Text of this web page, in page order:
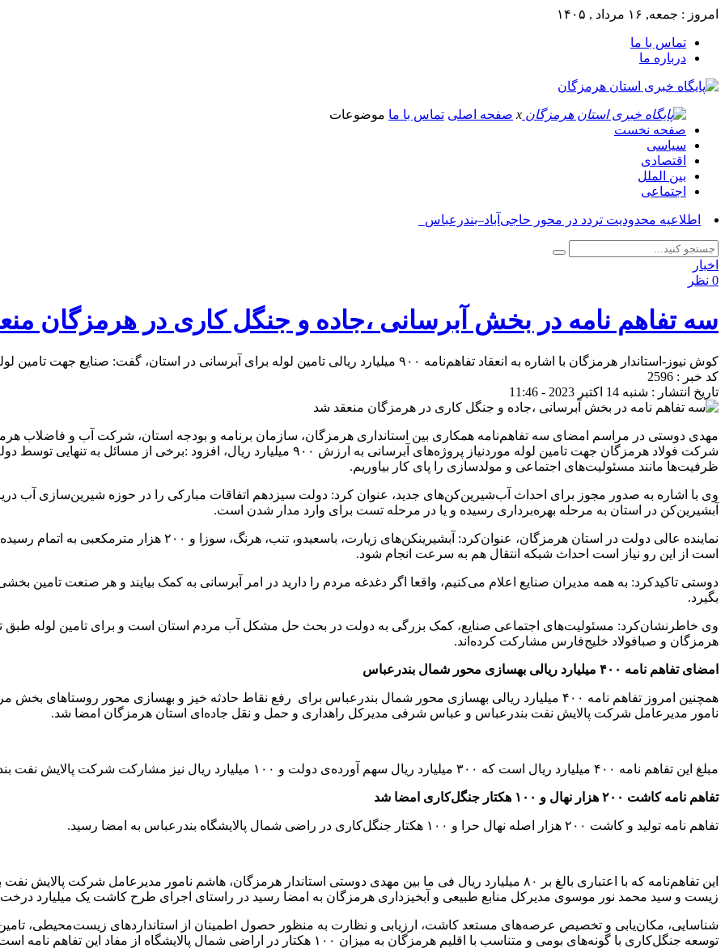
امروز : جمعه, ۱۶ مرداد , ۱۴۰۵
تماس با ما
درباره ما
x صفحه اصلی تماس با ما موضوعات
صفحه نخست
سیاسی
اقتصادی
بین الملل
اجتماعی
آسوشی_
اخبار
0 نظر
سه تفاهم نامه در بخش آبرسانی ،جاده و جنگل کاری در هرمزگان
کوش نیوز-استاندار هرمزگان با اشاره به انعقاد تفاهم‌نامه ۹۰۰ میلیارد ریالی تامین لوله برای آبرسانی در استان، گفت: صنایع جهت تامین لوله و زیرساخت‌های حل مشکل آب استان پای کار بیایند.
کد خبر : 2596
تاریخ انتشار : شنبه 14 اکتبر 2023 - 11:46
مهدی دوستی در مراسم امضای سه تفاهم‌نامه همکاری بین استانداری هرمزگان، سازمان برنامه و بودجه استان، شرکت آب و فاضلاب
شرکت فولاد هرمزگان جهت تامین لوله موردنیاز پروژه‌های آبرسانی به ارزش ۹۰۰ میلیارد
ظرفیت‌ها مانند مسئولیت‌های اجتماعی و مولد‌سازی را پای کار بیاوریم.
وی با اشاره به صدور مجوز برای احداث آب‌شیرین‌کن‌های جدید، عنوان کرد: دولت سیزدهم اتفاقات مبارکی را در حوزه شیرین‌سازی آب دریا
آبشیرین‌کن در استان به مرحله بهره‌برداری رسیده و یا در مرحله تست برای وارد مدار شدن است‌.
نماینده عالی دولت در استان هرمزگان، عنوان‌کرد:
است از این رو نیاز است احداث شبکه انتقال هم به سرعت انجام شود.
دوستی تاکید‌کرد: به همه مدیران صنایع اعلام می‌کنیم، واقعا اگر دغدغه مردم را دارید در امر آبرسانی به کمک بیایند و هر صنعت تامین
بگیرد‌.
هرمزگان و صبافولاد خلیج‌فارس مشارکت کرده‌اند‌.
امضای تفاهم نامه ۴۰۰ میلیارد ریالی بهسازی محور شمال بندرعباس
همچنین امروز تفاهم نامه ۴۰۰ میلیارد ریالی بهسازی محور شمال بندرعباس برای رفع نقاط حادثه خیز و بهسازی محور
نامور مدیرعامل شرکت پالایش نفت بندرعباس و عباس شرفی مدیرکل راهداری و حمل و نقل جاده‌ای استان هرمزگان امضا شد.
مبلغ این تفاهم نامه ۴۰۰ میلیارد ریال است که ۳۰۰ میلیارد ریال سهم آورده‌ی دولت و ۱۰۰ میلیارد ریال نیز مشارکت شرکت پالایش نفت بندرعباس از محل مسئولیت‌های اجتماعی خواهد بود.
تفاهم نامه کاشت ۲۰۰ هزار نهال و ۱۰۰ هکتار جنگل‌کاری امضا شد
تفاهم نامه تولید و کاشت ۲۰۰ هزار اصله نهال حرا و ۱۰۰ هکتار جنگل‌کاری در راضی شمال پالایشگاه بندرعباس به امضا رسید.
این تفاهم‌نامه که با اعتباری بالغ بر ۸۰ میلیارد ریال فی ما بین مهدی دوستی استاندار هرمزگان، هاشم نامور
زیست و سید محمد نور موسوی مدیرکل منابع طبیعی و آبخیزداری هرمزگان به امضا رسید در راستای اجرای طرح کاشت یک میلیارد
توسعه جنگل‌کاری با گونه‌های بومی و متناسب با اقلیم هرمزگان به میزان ۱۰۰ هکتار در اراضی شمال پالایشگاه از مفاد این تفاهم نامه است‌.